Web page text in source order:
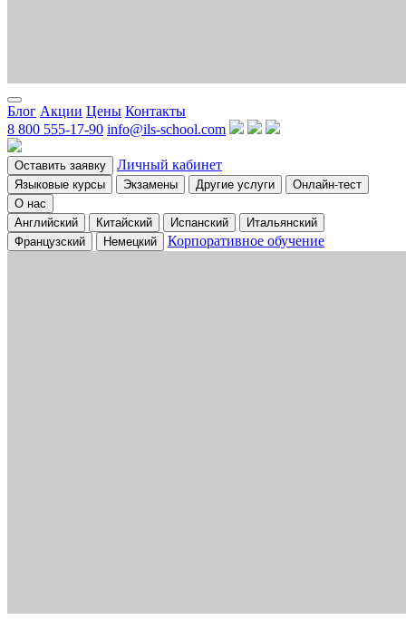
Блог Акции Цены Контакты
8 800 555-17-90 info@ils-school.com
Оставить заявку Личный кабинет
Языковые курсы Экзамены Другие услуги
Онлайн-тест
О нас
Английский
Китайский Испанский
Итальянский
Французский
Немецкий Корпоративное обучение